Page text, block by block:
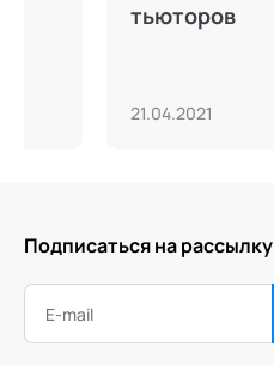
тьюторов
21.04.2021
Подписаться на рассылку